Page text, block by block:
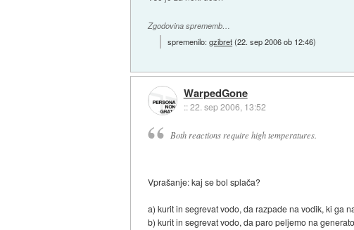
Zgodovina sprememb…
spremenilo:gzibret(22. sep 2006 ob 12:46)
WarpedGone
::22. sep 2006, 13:52
Both reactions require high temperatures.
Vprašanje: kaj se bol splača?
a) kurit in segrevat vodo, da razpade na vodik, ki ga
b) kurit in segrevat vodo, da paro peljemo na